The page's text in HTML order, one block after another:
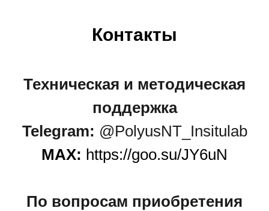
Контакты
Техническая и методическая
поддержка
Telegram: @PolyusNT_Insitulab
MAX: https://goo.su/JY6uN
По вопросам приобретения